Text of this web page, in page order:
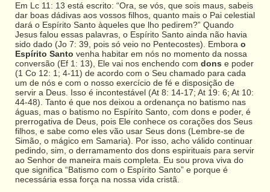
Em Lc 11: 13 está escrito: “Ora, se vós, que sois maus, sabeis
dar boas dádivas aos vossos filhos, quanto mais o Pai celestial
dará o Espírito Santo àqueles que lho pedirem?” Quando
Jesus falou essas palavras, o Espírito Santo ainda não havia
sido dado (Jo 7: 39, pois só veio no Pentecostes). Embora o
Espírito Santo venha habitar em nós no momento da nossa
conversão (Ef 1: 13), Ele vai nos enchendo com dons e poder
(1 Co 12: 1; 4-11) de acordo com o Seu chamado para cada
um de nós e com o nosso exercício de fé e disposição de
servir a Deus. Isso é incontestável (At 8: 14-17; At 19: 6; At 10:
44-48). Tanto é que nos deixou a ordenança no batismo nas
águas, mas o batismo no Espírito Santo, com dons e poder, é
prerrogativa de Deus, pois Ele conhece os corações dos Seus
filhos, e sabe como eles vão usar Seus dons (Lembre-se de
Simão, o mágico em Samaria). Por isso, acho válido continuar
pedindo, sim, o derramamento dos dons espirituais para servir
ao Senhor de maneira mais completa. Eu sou prova viva do
que significa “Batismo com o Espírito Santo” e porque é
necessária essa força na nossa vida cristã.